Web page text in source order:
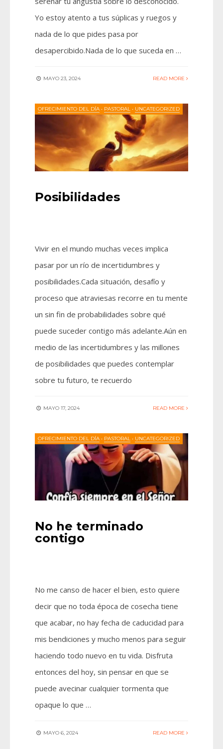
Yo estoy atento a tus súplicas y ruegos y
nada de lo que pides pasa por
desapercibido.Nada de lo que suceda en …
MAYO 23, 2024 READ MORE
OFRECIMIENTO DEL DÍA • PASTORAL • UNCATEGORIZED
Posibilidades
Vivir en el mundo muchas veces implica
pasar por un río de incertidumbres y
posibilidades.Cada situación, desafío y
proceso que atraviesas recorre en tu mente
un sin fin de probabilidades sobre qué
puede suceder contigo más adelante.Aún en
medio de las incertidumbres y las millones
de posibilidades que puedes contemplar
sobre tu futuro, te recuerdo
MAYO 17, 2024 READ MORE
OFRECIMIENTO DEL DÍA • PASTORAL • UNCATEGORIZED
No he terminado
contigo
No me canso de hacer el bien, esto quiere
decir que no toda época de cosecha tiene
que acabar, no hay fecha de caducidad para
mis bendiciones y mucho menos para seguir
haciendo todo nuevo en tu vida. Disfruta
entonces del hoy, sin pensar en que se
puede avecinar cualquier tormenta que
opaque lo que …
MAYO 6, 2024 READ MORE